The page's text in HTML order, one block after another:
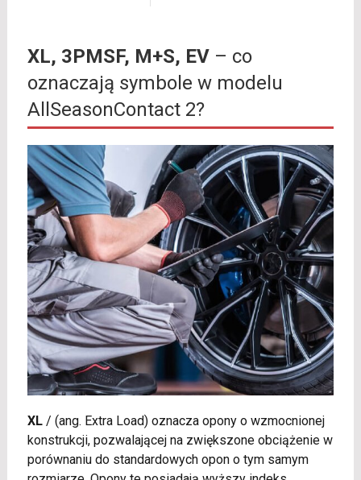
XL, 3PMSF, M+S, EV– co
oznaczają symbole w modelu
AllSeasonContact 2?
XL/ (ang. Extra Load) oznacza opony o wzmocnionej
konstrukcji, pozwalającej na zwiększone obciążenie w
porównaniu do standardowych opon o tym samym